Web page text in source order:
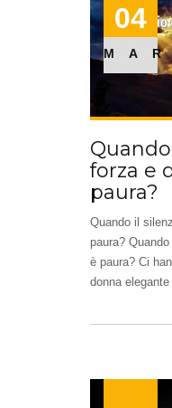
04
forza e
paura?
Quando il
paura?
è paura? Ci
donna